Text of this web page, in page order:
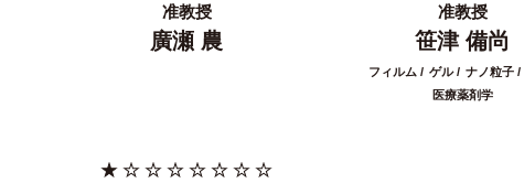
准教授
廣瀬 農
准教授
笹津 備尚
フィルム ゲル ナノ粒子
医療薬剤学